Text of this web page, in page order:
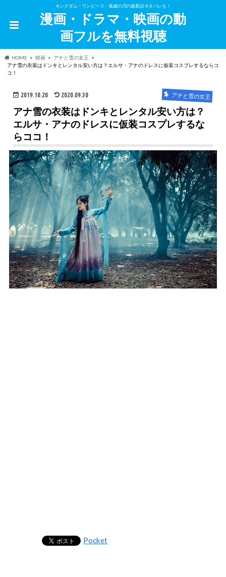
キングダム・ワンピース・鬼滅の刃の最新話ネタバレも！
漫画・ドラマ・映画の動
画フルを無料視聴
HOME 映画
アナと雪の女王
アナ雪の衣装はドンキとレンタル安い方は？エルサ・アナのドレスに仮装コスプレするならコ
コ！
2019.10.20 2020.09.30 アナと雪の女王
アナ雪の衣装はドンキとレンタル安い方は？
エルサ・アナのドレスに仮装コスプレするな
らココ！
Pocket